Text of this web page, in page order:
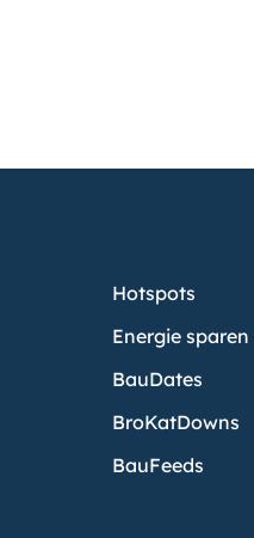
Hotspots
Energie sparen
BauDates
BroKatDowns
BauFeeds